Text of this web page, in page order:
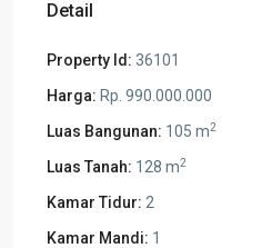
Detail
Property Id: 36101
Harga: Rp. 990.000.000
Luas Bangunan: 105 m2
Luas Tanah: 128 m2
Kamar Tidur: 2
Kamar Mandi: 1